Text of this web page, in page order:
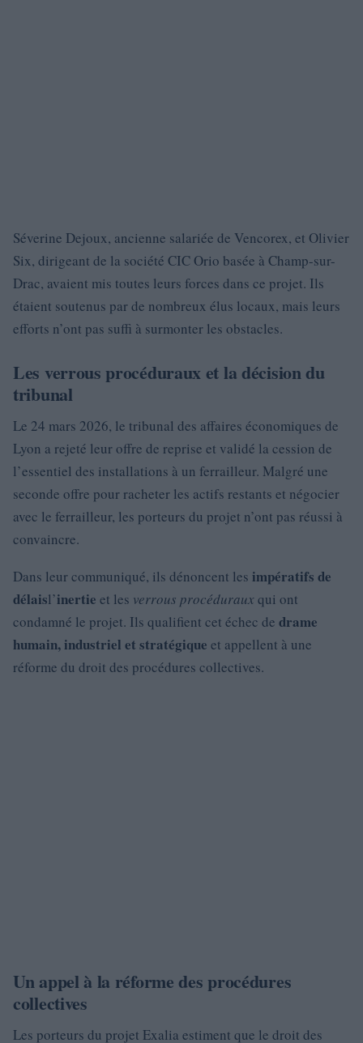
Séverine Dejoux, ancienne salariée de Vencorex, et Olivier
Six, dirigeant de la société CIC Orio basée à Champ-sur-
Drac, avaient mis toutes leurs forces dans ce projet. Ils
étaient soutenus par de nombreux élus locaux, mais leurs
efforts n’ont pas suffi à surmonter les obstacles.
Les verrous procéduraux et la décision du
tribunal
Le 24 mars 2026, le tribunal des affaires économiques de
Lyon a rejeté leur offre de reprise et validé la cession de
l’essentiel des installations à un ferrailleur. Malgré une
seconde offre pour racheter les actifs restants et négocier
avec le ferrailleur, les porteurs du projet n’ont pas réussi à
convaincre.
Dans leur communiqué, ils dénoncent les impératifs de
délaisl’inertie et les verrous procédurauxqui ont
condamné le projet. Ils qualifient cet échec de drame
humain, industriel et stratégique et appellent à une
réforme du droit des procédures collectives.
Un appel à la réforme des procédures
collectives
Les porteurs du projet Exalia estiment que le droit des